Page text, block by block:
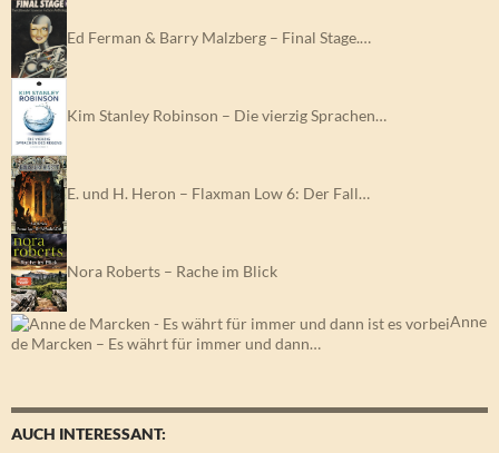
Ed Ferman & Barry Malzberg – Final Stage.…
Kim Stanley Robinson – Die vierzig Sprachen…
E. und H. Heron – Flaxman Low 6: Der Fall…
Nora Roberts – Rache im Blick
Anne
de Marcken – Es währt für immer und dann…
AUCH INTERESSANT: